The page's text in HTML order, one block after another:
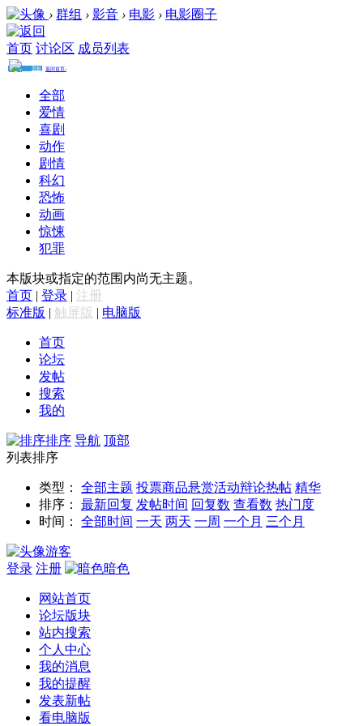
› 群组 › 影音 › 电影 › 电影圈子
加入排名 1
的电影、经典电影、
电影推荐、免费电
影、高清电影下载观
看及海量最新电影图
首页 讨论区 成员列表
发帖 返回首页›
全部
爱情
喜剧
动作
剧情
科幻
恐怖
动画
惊悚
犯罪
本版块或指定的范围内尚无主题。
首页 | 登录 | 注册
标准版 | 触屏版 | 电脑版
首页
论坛
发帖
搜索
我的
排序 导航 顶部
列表排序
类型： 全部主题 投票商品悬赏活动辩论热帖 精华
排序：
最新回复 发帖时间 回复数 查看数 热门度
时间：
全部时间 一天 两天 一周 一个月 三个月
游客
登录 注册 暗色
网站首页
论坛版块
站内搜索
个人中心
我的消息
我的提醒
发表新帖
看电脑版